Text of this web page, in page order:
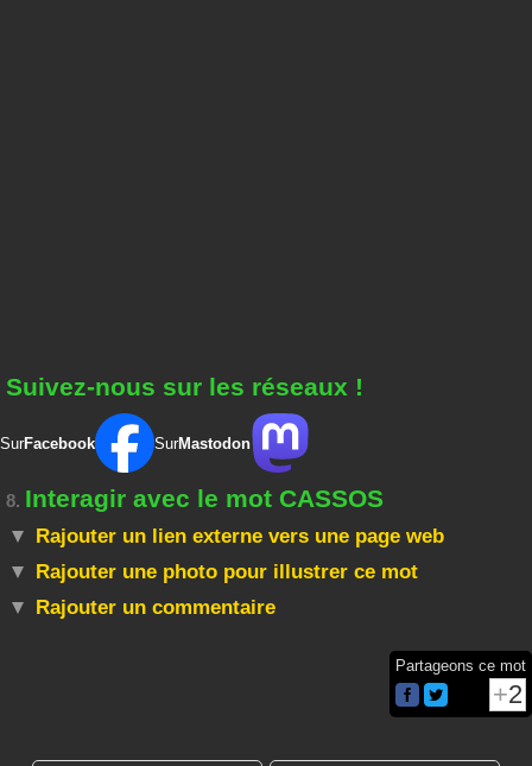
Suivez-nous sur les réseaux !
SurFacebook SurMastodon
8. Interagir avec le mot CASSOS
Rajouter un lien externe vers une page web
Rajouter une photo pour illustrer ce mot
Rajouter un commentaire
Partageons ce mot
2